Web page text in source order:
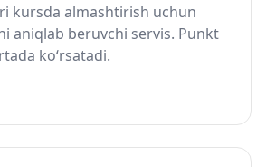
kursda almashtirish uchun
aniqlab beruvchi servis. Punkt
ko‘rsatadi.